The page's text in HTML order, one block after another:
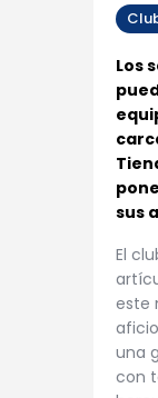
Los
sus
El
este
una
con